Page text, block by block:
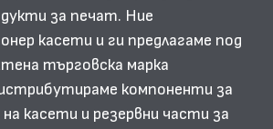
за печат. Ние
касети и ги предлагаме под
търговска марка
компоненти за
касети и резервни части за